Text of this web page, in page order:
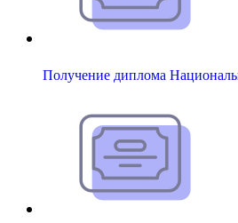
Получение диплома